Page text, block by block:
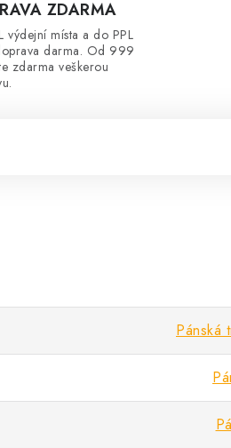
ZDARMA
výdejní místa a do PPL
darma. Od 999
zdarma veškerou
Pánská